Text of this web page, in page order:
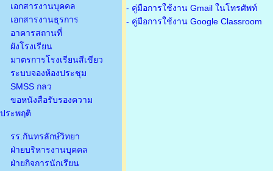
เอกสารงานบุคคล
เอกสารงานธุรการ
อาคารสถานที่
ผังโรงเรียน
มาตรการโรงเรียนสีเขียว
ระบบจองห้องประชุม
SMSS กลว
ขอหนังสือรับรองความ
ประพฤติ
รร.กันทรลักษ์วิทยา
ฝ่ายบริหารงานบุคคล
ฝ่ายกิจการนักเรียน
- คู่มือการใช้งาน Gmail ในโทรศัพท์
- คู่มือการใช้งาน Google Classroom